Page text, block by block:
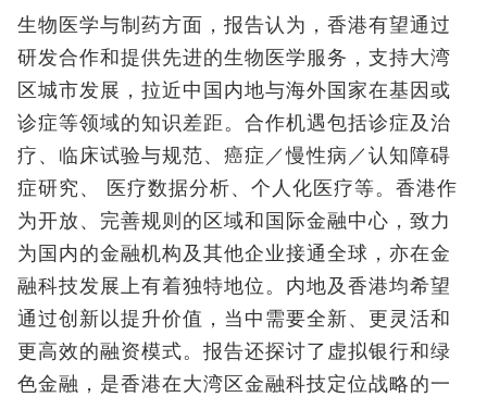
生物医学与制药方面，报告认为，香港有望通过
研发合作和提供先进的生物医学服务，支持大湾
区城市发展，拉近中国内地与海外国家在基因或
诊症等领域的知识差距。合作机遇包括诊症及治
疗、临床试验与规范、癌症／慢性病／认知障碍
症研究、 医疗数据分析、个人化医疗等。香港作
为开放、完善规则的区域和国际金融中心，致力
为国内的金融机构及其他企业接通全球，亦在金
融科技发展上有着独特地位。内地及香港均希望
通过创新以提升价值，当中需要全新、更灵活和
更高效的融资模式。报告还探讨了虚拟银行和绿
色金融，是香港在大湾区金融科技定位战略的一